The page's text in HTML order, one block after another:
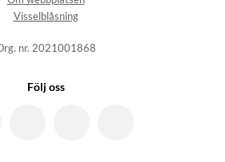
Visselblåsning
nr. 2021001868
Följ oss